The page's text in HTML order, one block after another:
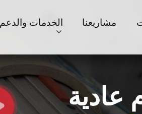
مشاريعنا الخدمات والدعم
عادية